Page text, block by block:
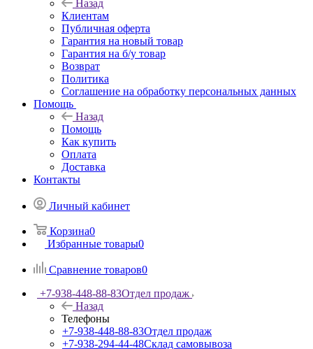
Назад
Клиентам
Публичная оферта
Гарантия на новый товар
Гарантия на б/у товар
Возврат
Политика
Соглашение на обработку персональных данных
Помощь
Назад
Помощь
Как купить
Оплата
Доставка
Контакты
Личный кабинет
Корзина0
Избранные товары0
Сравнение товаров0
+7-938-448-88-83Отдел продаж
Назад
Телефоны
+7-938-448-88-83Отдел продаж
+7-938-294-44-48Склад самовывоза